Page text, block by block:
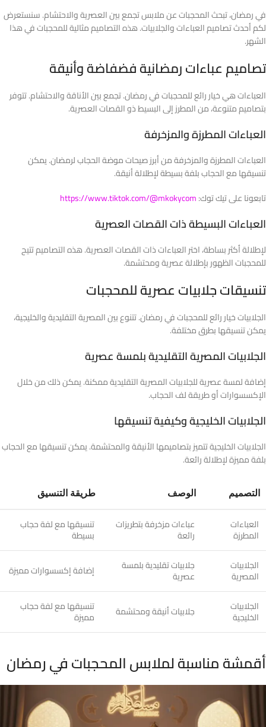
في رمضان، تبحث المحجبات عن ملابس تجمع بين العصرية والاحتشام. سنستعرض
لكم أحدث تصاميم العباءات والجلابيات. هذه التصاميم مثالية للمحجبات في هذا
الشهر.
تصاميم عباءات رمضانية فضفاضة وأنيقة
العباءات هي خيار رائع للمحجبات في رمضان. تجمع بين الأناقة والاحتشام. تتوفر
بتصاميم متنوعة، من المطرز إلى البسيط ذو القصات العصرية.
العباءات المطرزة والمزخرفة
العباءات المطرزة والمزخرفة من أبرز صيحات موضة الحجاب لرمضان. يمكن
تنسيقها مع الحجاب بلفة بسيطة لإطلالة أنيقة.
تابعونا على تيك توك:https://www.tiktok.com/@mkokycom
العباءات البسيطة ذات القصات العصرية
لإطلالة أكثر بساطة، اختر العباءات ذات القصات العصرية. هذه التصاميم تتيح
للمحجبات الظهور بإطلالة عصرية ومحتشمة.
تنسيقات جلابيات عصرية للمحجبات
الجلابيات خيار رائع للمحجبات في رمضان. تتنوع بين المصرية التقليدية والخليجية،
يمكن تنسيقها بطرق مختلفة.
الجلابيات المصرية التقليدية بلمسة عصرية
إضافة لمسة عصرية للجلابيات المصرية التقليدية ممكنة. يمكن ذلك من خلال
الإكسسوارات أو طريقة لف الحجاب.
الجلابيات الخليجية وكيفية تنسيقها
الجلابيات الخليجية تتميز بتصاميمها الأنيقة والمحتشمة. يمكن تنسيقها مع الحجاب
بلفة مميزة لإطلالة رائعة.
التصميم الوصف طريقة التنسيق
العباءات
المطرزة
عباءات مزخرفة بتطريزات
رائعة
تنسيقها مع لفة حجاب
بسيطة
الجلابيات
المصرية
جلابيات تقليدية بلمسة
عصرية إضافة إكسسوارات مميزة
الجلابيات
الخليجية جلابيات أنيقة ومحتشمة تنسيقها مع لفة حجاب
مميزة
أقمشة مناسبة لملابس المحجبات في رمضان